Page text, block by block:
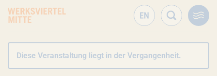
Diese Veranstaltung liegt in der Vergangenheit.